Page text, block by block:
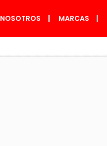
NOSOTROS MARCAS